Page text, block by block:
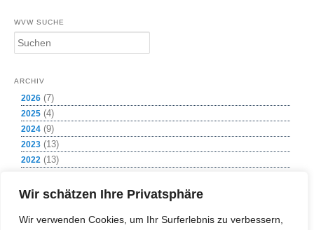
Wir schätzen Ihre Privatsphäre
Wir verwenden Cookies, um Ihr Surferlebnis zu verbessern,
WVW SUCHE
S
h
ARCHIV
2026 (7)
2025 (4)
2024 (9)
2023 (13)
2022 (13)
2020 (1)
2018(11)